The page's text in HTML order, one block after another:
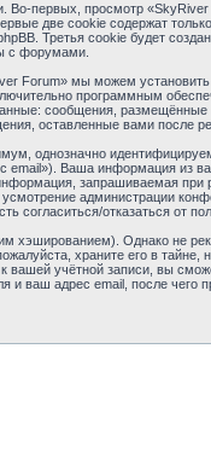
первых, просмотр
две cookie содержат
Третья cookie будет
с форумами.
Forum» мы можем
программным
сообщения,
оставленные вами после
однозначно
Ваша информация из
запрашиваемая при
усмотрение администрации
согласиться/отказаться от
хэшированием). Однако не
храните его в
вашей учётной записи, вы
и ваш адрес email, после чего